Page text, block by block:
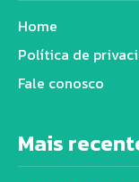
Home
Política de
Fale conosco
Mais